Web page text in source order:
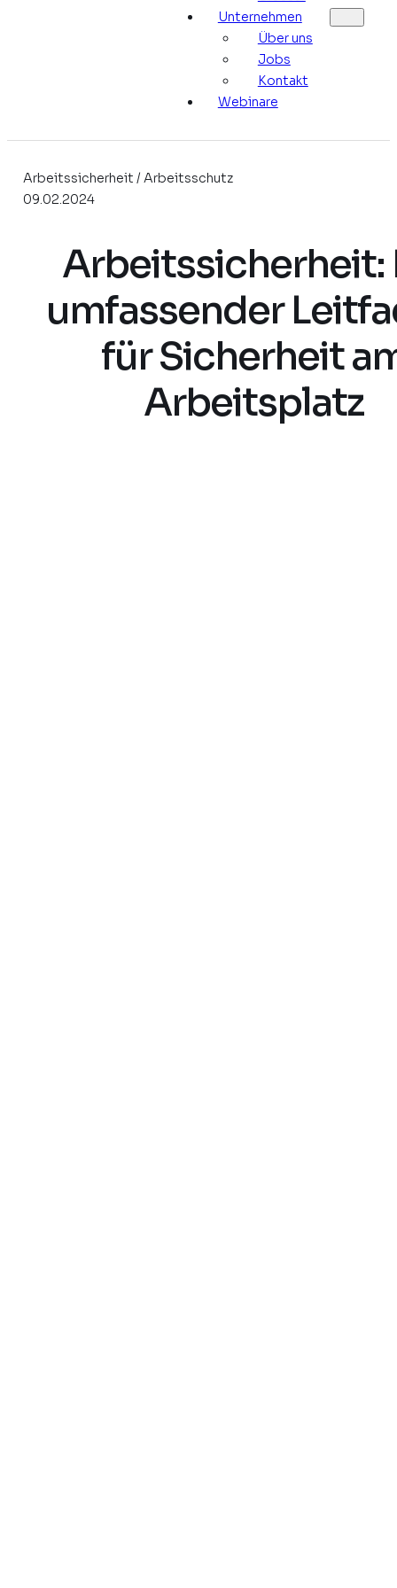
Unternehmen
Über uns
Jobs
Kontakt
Webinare
Arbeitssicherheit / Arbeitsschutz
09.02.2024
Arbeitssicherheit:
umfassender
für Sicherheit
Arbeitsplatz